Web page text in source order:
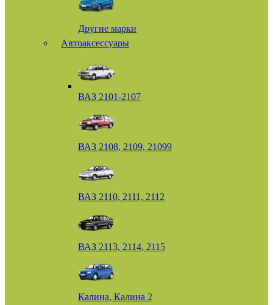
Другие марки
Автоаксессуары
ВАЗ 2101-2107
ВАЗ 2108, 2109, 21099
ВАЗ 2110, 2111, 2112
ВАЗ 2113, 2114, 2115
Калина, Калина 2